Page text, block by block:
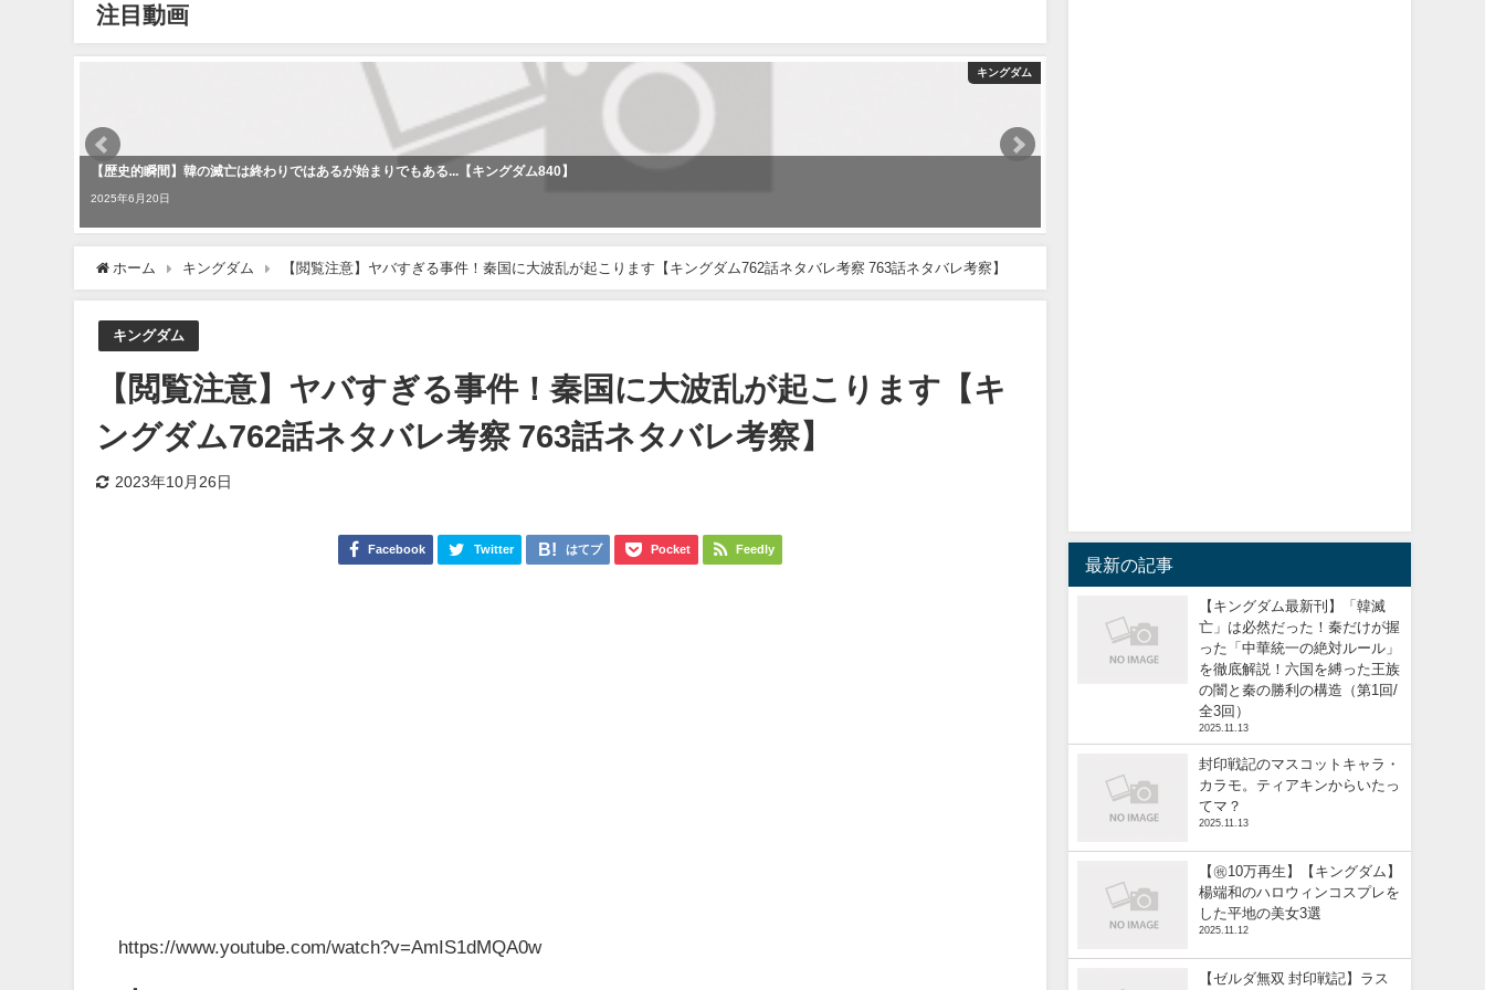
注目動画
キングダム
【歴史的瞬間】韓の滅亡は終わりではあるが始まりでもある...【キングダム840】
2025年6月20日
ホーム キングダム 【閲覧注意】ヤバすぎる事件！秦国に大波乱が起こります【キングダム762話ネタバレ考察 763話ネタバレ考察】
キングダム
【閲覧注意】ヤバすぎる事件！秦国に大波乱が起こります【キ
ングダム762話ネタバレ考察 763話ネタバレ考察】
2023年10月26日
Facebook Twitter はてブ Pocket Feedly
https://www.youtube.com/watch?v=AmIS1dMQA0w
最新の記事
【キングダム最新刊】「韓滅
亡」は必然だった！秦だけが握
った「中華統一の絶対ルール」
を徹底解説！六国を縛った王族
の闇と秦の勝利の構造（第1回/
全3回）
2025.11.13
封印戦記のマスコットキャラ・
カラモ。ティアキンからいたっ
てマ？
2025.11.13
【㊗️10万再生】【キングダム】
楊端和のハロウィンコスプレを
した平地の美女3選
2025.11.12
【ゼルダ無双 封印戦記】ラス